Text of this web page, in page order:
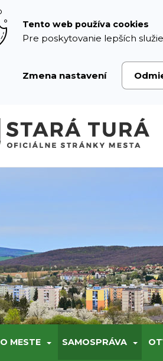
Tento web používa cookies
Pre poskytovanie lepších
Zmena nastavení
O MESTE SAMOSPRÁVA